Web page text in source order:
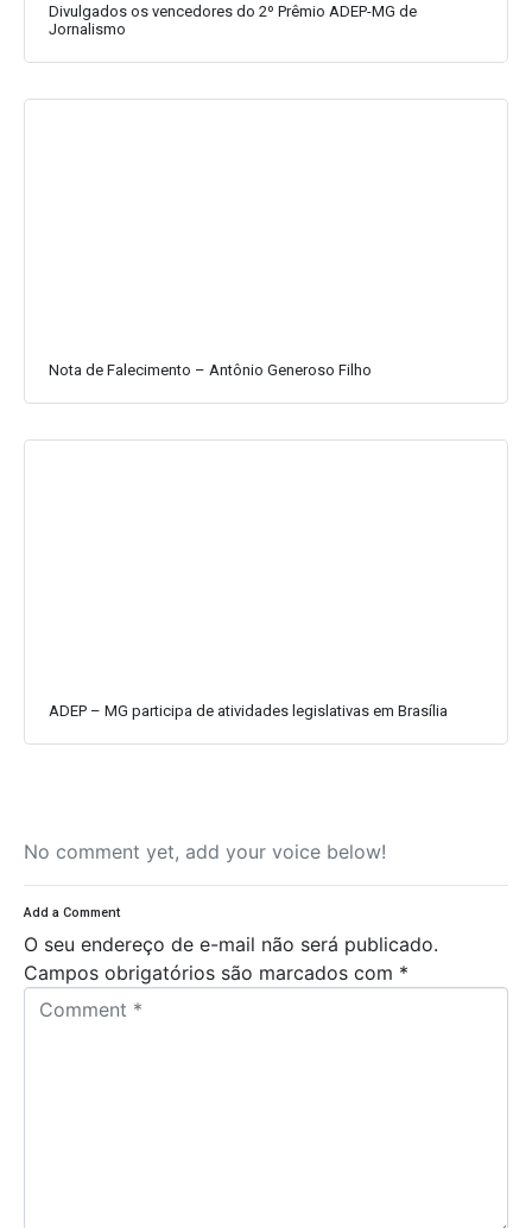
Divulgados os vencedores do 2º Prêmio ADEP-MG de
Jornalismo
Nota de Falecimento – Antônio Generoso Filho
ADEP – MG participa de atividades legislativas em Brasília
No comment yet, add your voice below!
Add a Comment
O seu endereço de e-mail não será publicado.
Campos obrigatórios são marcados com *